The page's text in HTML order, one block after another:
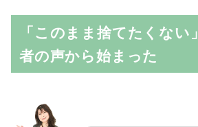
「このまま捨てたくな
者の声から始まった